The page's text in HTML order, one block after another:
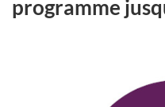
programme